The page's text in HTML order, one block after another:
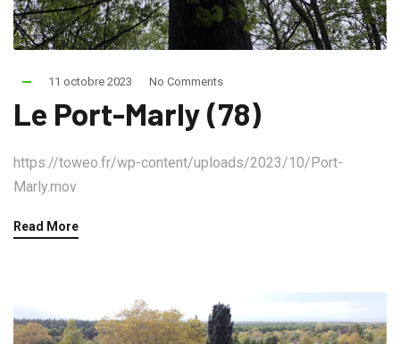
11 octobre 2023 No Comments
Le Port-Marly (78)
https://toweo.fr/wp-content/uploads/2023/10/Port-
Marly.mov
Read More